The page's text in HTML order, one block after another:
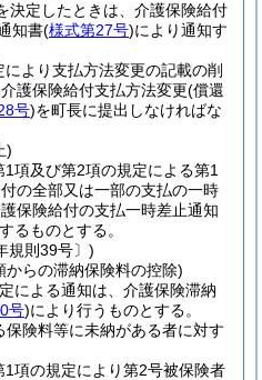
決定したときは、介護保険給付
知書(様式第27号)により通知す
より支払方法変更の記載の削
護保険給付支払方法変更(償還
号)を町長に提出しなければな
)
項及び第2項の規定による第1
の全部又は一部の支払の一時
保険給付の支払一時差止通知
るものとする。
規則39号〕)
らの滞納保険料の控除)
による通知は、介護保険滞納
号)により行うものとする。
険料等に未納がある者に対す
項の規定により第2号被保険者